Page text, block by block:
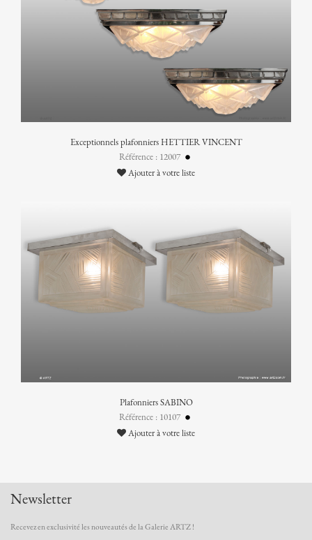
Exceptionnels plafonniers HETTIER VINCENT
Référence : 12007
Ajouter à votre liste
Plafonniers SABINO
Référence : 10107
Ajouter à votre liste
Newsletter
Recevez en exclusivité les nouveautés de la Galerie ARTZ !